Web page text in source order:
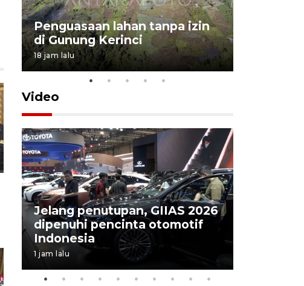
Penguasaan lahan tanpa izin
di Gunung Kerinci
18 jam lalu
Video
Jelang penutupan, GIIAS 2026
dipenuhi pencinta otomotif
Indonesia
1 jam lalu